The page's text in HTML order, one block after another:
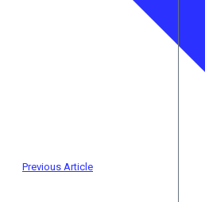
Previous Article